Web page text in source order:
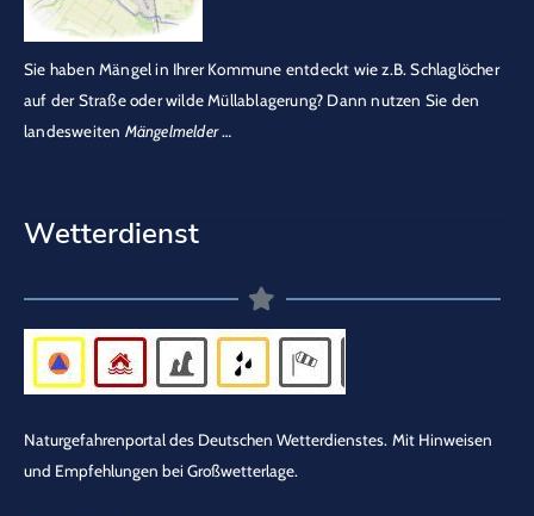
Sie haben Mängel in Ihrer Kommune entdeckt wie z.B. Schlaglöcher
auf der Straße oder wilde Müllablagerung? Dann nutzen Sie den
landesweiten Mängelmelder…
Wetterdienst
Naturgefahrenportal des Deutschen Wetterdienstes. Mit Hinweisen
und Empfehlungen bei Großwetterlage.